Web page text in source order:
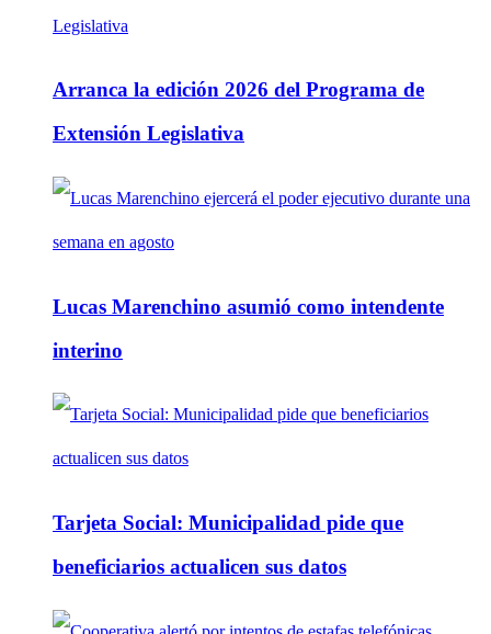
Arranca la edición 2026 del Programa de
Extensión Legislativa
Lucas Marenchino asumió como intendente
interino
Tarjeta Social: Municipalidad pide que
beneficiarios actualicen sus datos